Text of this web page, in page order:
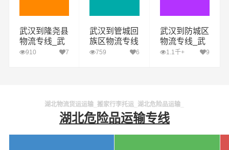
武汉到隆尧县
物流专线_武
汉到隆尧县货
910 7
武汉到管城回
族区物流专线
_武汉到管城
759 6
武汉到防城区
物流专线_武
汉到防城区货
1.1千+ 9
湖北物流货运运输_搬家行李托运_湖北危险品运输_
湖北危险品运输专线